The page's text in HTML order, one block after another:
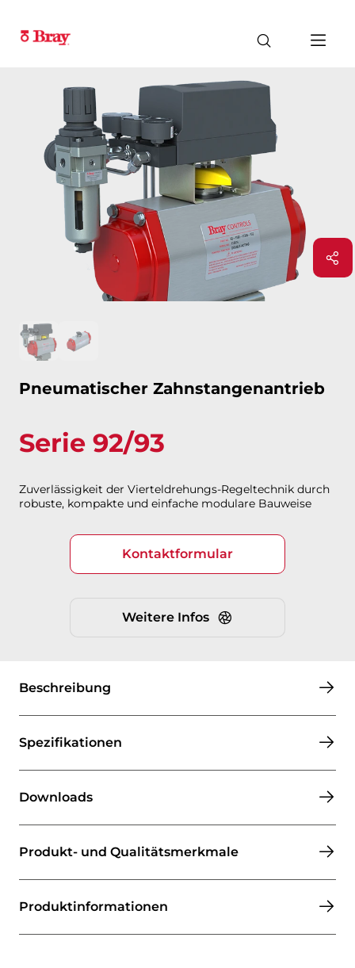
Pneumatischer Zahnstangenantrieb
Serie 92/93
Zuverlässigkeit der Vierteldrehungs-Regeltechnik durch
robuste, kompakte und einfache modulare Bauweise
Kontaktformular
Weitere Infos
Beschreibung
Spezifikationen
Downloads
Produkt- und Qualitätsmerkmale
Produktinformationen​​​​​​​